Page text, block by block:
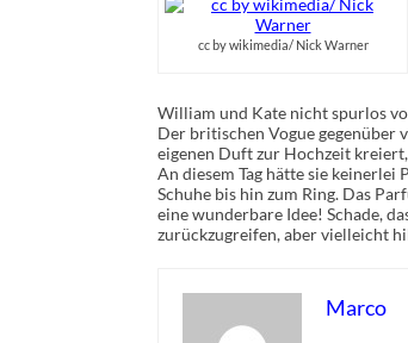
cc by wikimedia/ Nick Warner
William und Kate nicht spurlos
Der britischen Vogue gegenüber
eigenen Duft zur Hochzeit
An diesem Tag hätte sie
Schuhe bis hin zum Ring. Das
eine wunderbare Idee! Schade,
zurückzugreifen, aber vielleicht
Marco